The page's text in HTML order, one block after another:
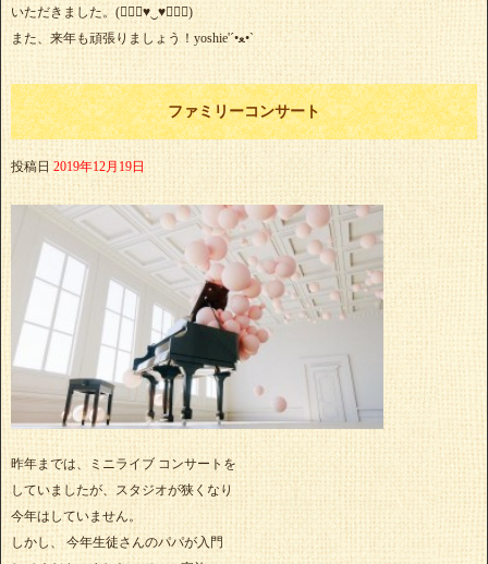
いただきました。(๑⃙⃘♥‿♥๑⃙⃘)
また、来年も頑張りましょう！yoshie'‎´•ﻌ•`
ファミリーコンサート
投稿日 2019年12月19日
昨年までは、ミニライブ コンサートを
していましたが、スタジオが狭くなり
今年はしていません。
しかし、 今年生徒さんのパパが入門